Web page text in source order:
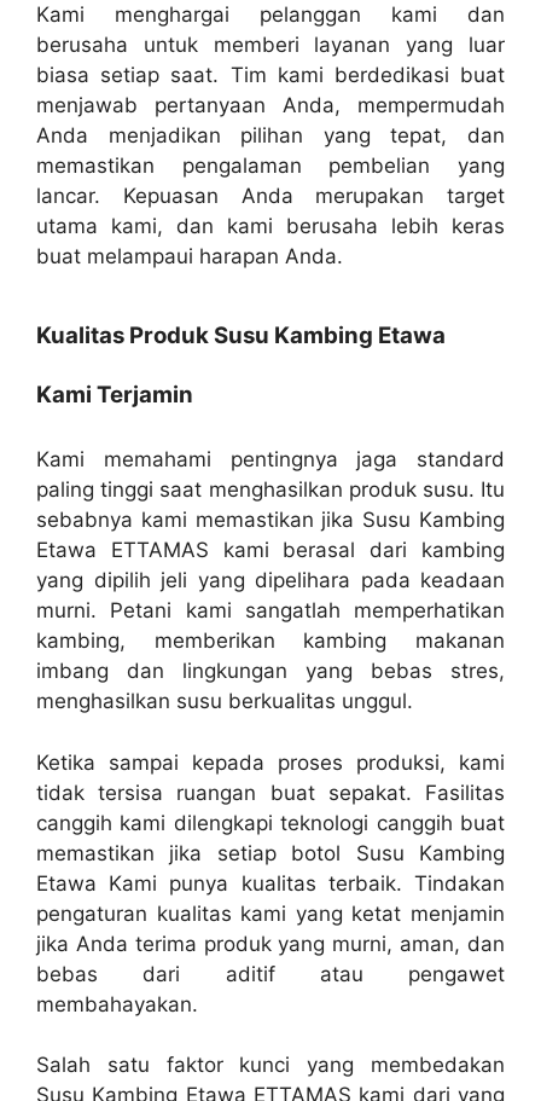
Kami menghargai pelanggan kami dan
berusaha untuk memberi layanan yang luar
biasa setiap saat. Tim kami berdedikasi buat
menjawab pertanyaan Anda, mempermudah
Anda menjadikan pilihan yang tepat, dan
memastikan pengalaman pembelian yang
lancar. Kepuasan Anda merupakan target
utama kami, dan kami berusaha lebih keras
buat melampaui harapan Anda.
Kualitas Produk Susu Kambing Etawa
Kami Terjamin
Kami memahami pentingnya jaga standard
paling tinggi saat menghasilkan produk susu. Itu
sebabnya kami memastikan jika Susu Kambing
Etawa ETTAMAS kami berasal dari kambing
yang dipilih jeli yang dipelihara pada keadaan
murni. Petani kami sangatlah memperhatikan
kambing, memberikan kambing makanan
imbang dan lingkungan yang bebas stres,
menghasilkan susu berkualitas unggul.
Ketika sampai kepada proses produksi, kami
tidak tersisa ruangan buat sepakat. Fasilitas
canggih kami dilengkapi teknologi canggih buat
memastikan jika setiap botol Susu Kambing
Etawa Kami punya kualitas terbaik. Tindakan
pengaturan kualitas kami yang ketat menjamin
jika Anda terima produk yang murni, aman, dan
bebas dari aditif atau pengawet
membahayakan.
Salah satu faktor kunci yang membedakan
Susu Kambing Etawa ETTAMAS kami dari yang